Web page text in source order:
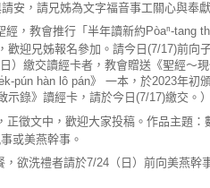
安，請兄姊為文字福音事工關心與奉獻
經，教會推行「半年讀新約Pòaⁿ-tang
歡迎兄姊報名參加。請今日(7/17)前向
）繳交讀經卡者，教會贈送《聖經～
pún hàn lô pán》 一本，於2023年初
錄》讀經卡，請於今日(7/17)繳交。）
正徵文中，歡迎大家投稿。作品主題：
或美燕幹事。
，欲洗禮者請於7/24（日）前向美燕